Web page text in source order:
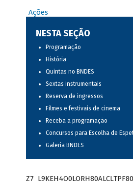
Ações
NESTA SEÇÃO
Programação
História
Quintas no BNDES
Sextas instrumentais
Reserva de ingressos
Filmes e festivais de cinema
Receba a programação
Concursos para Escolha de
Galeria BNDES